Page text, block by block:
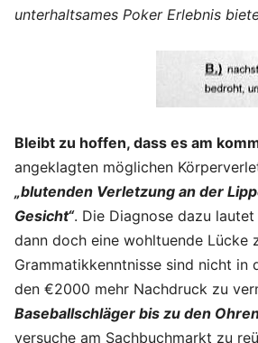
unterhaltsames Poker Erlebnis
Bleibt zu hoffen, dass es am
angeklagten möglichen
„blutenden Verletzung an der
Gesicht“. Die Diagnose dazu lautet
dann doch eine wohltuende Lücke
Grammatikkenntnisse sind nicht in
den €2000 mehr Nachdruck zu
Baseballschläger bis zu den
versuche am Sachbuchmarkt zu